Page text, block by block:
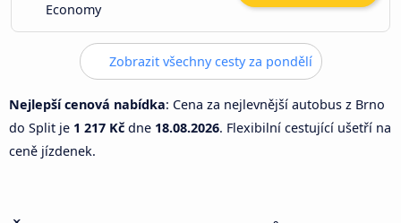
Economy
Zobrazit všechny cesty za pondělí
Nejlepší cenová nabídka: Cena za nejlevnější autobus z Brno
do Split je 1 217 Kč dne 18.08.2026. Flexibilní cestující ušetří na
ceně jízdenek.